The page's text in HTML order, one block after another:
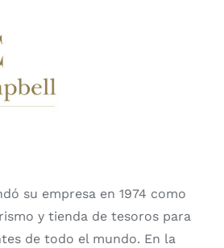
su empresa en 1974 como
y tienda de tesoros para
de todo el mundo. En la